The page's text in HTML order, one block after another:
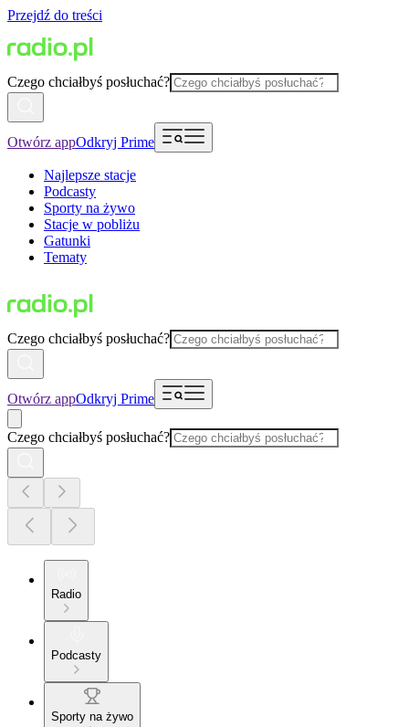
Przejdź do treści
Czego chciałbyś posłuchać?
Otwórz appOdkryj Prime
Najlepsze stacje
Podcasty
Sporty na żywo
Stacje w pobliżu
Gatunki
Tematy
Czego chciałbyś posłuchać?
Otwórz appOdkryj Prime
Czego chciałbyś posłuchać?
Radio
Podcasty
Sporty na żywo